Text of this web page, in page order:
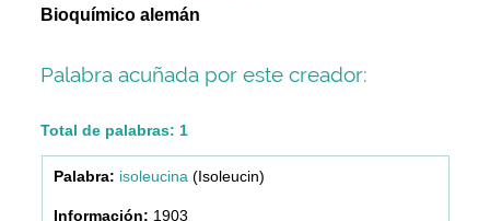
Bioquímico alemán
Palabra acuñada por este creador:
Total de palabras: 1
isoleucina (Isoleucin)
1903